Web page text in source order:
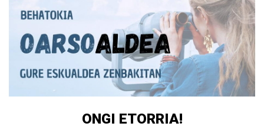
ONGI ETORRIA!